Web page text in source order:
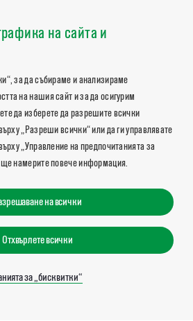
на сайта и
за да събираме и анализираме
на нашия сайт и за да осигурим
да изберете да разрешите всички
„Разреши всички“ или да ги управлявате
„Управление на предпочитанията за
ще намерите повече информация.
на всички
Отхвърлете всички
за „бисквитки“